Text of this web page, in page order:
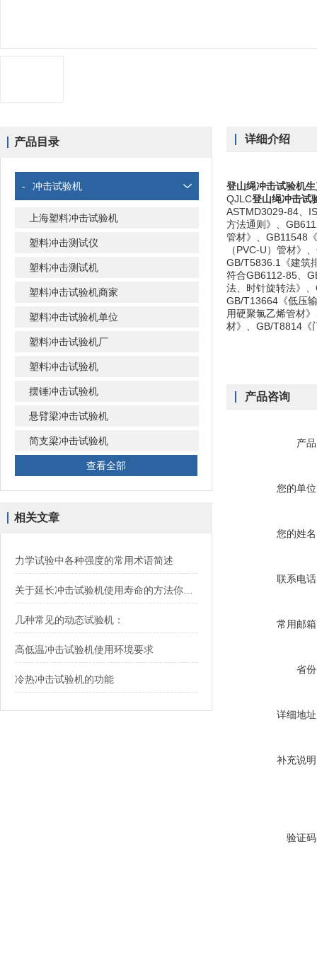
产品目录
- 冲击试验机
上海塑料冲击试验机
塑料冲击测试仪
塑料冲击测试机
塑料冲击试验机商家
塑料冲击试验机单位
塑料冲击试验机厂
塑料冲击试验机
摆锤冲击试验机
悬臂梁冲击试验机
简支梁冲击试验机
查看全部
相关文章
力学试验中各种强度的常用术语简述
几种常见的动态试验机：
高低温冲击试验机使用环境要求
冷热冲击试验机的功能
详细介绍
登山绳冲击试验机
QJLC登山绳冲击试
ASTMD3029-84、
方法通则》、
管材》、GB11548
（PVC-U）管材》
GB/T5836.1《建筑
符合GB6112-85、
法、时针旋转法》
GB/T13664《低压
用硬聚氯乙烯管材
材》、GB/T8814《
产品咨询
产
您的单
您的姓
联系电
常用邮
省
详细地
补充说
验证